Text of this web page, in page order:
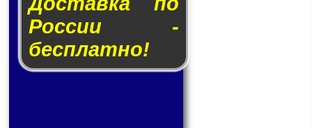
России -
бесплатно!